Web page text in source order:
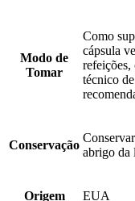
Modo de
Tomar
Como
cápsula
refeições,
técnico
Conservação
abrigo da
Origem EUA